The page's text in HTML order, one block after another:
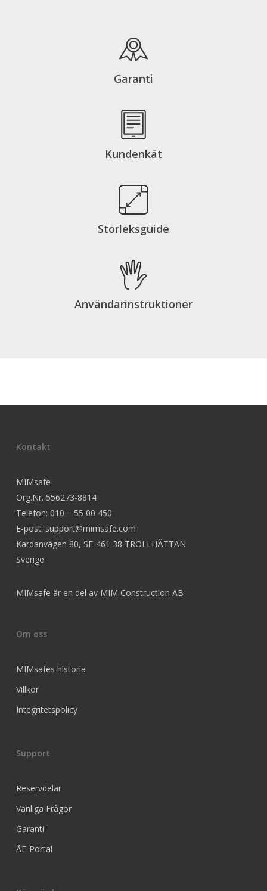
Garanti
Kundenkät
Storleksguide
Användarinstruktioner
Kontakt
MIMsafe
Org.Nr. 556273-8814
Telefon: 010 – 55 00 450
E-post: support@mimsafe.com
Kardanvägen 80, SE-461 38 TROLLHÄTTAN
Sverige
MIMsafe är en del av MIM Construction AB
Om oss
MIMsafes historia
Villkor
Integritetspolicy
Support
Reservdelar
Vanliga Frågor
Garanti
ÅF-Portal